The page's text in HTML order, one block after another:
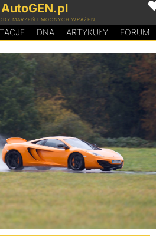
AutoGEN.pl
MARZEŃ I MOCNYCH WRAŻEŃ
DNA ARTYKUŁY FORUM